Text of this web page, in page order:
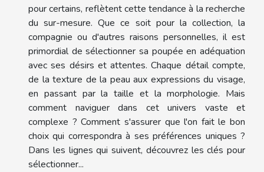
pour certains, reflètent cette tendance à la recherche
du sur-mesure. Que ce soit pour la collection, la
compagnie ou d'autres raisons personnelles, il est
primordial de sélectionner sa poupée en adéquation
avec ses désirs et attentes. Chaque détail compte,
de la texture de la peau aux expressions du visage,
en passant par la taille et la morphologie. Mais
comment naviguer dans cet univers vaste et
complexe ? Comment s'assurer que l'on fait le bon
choix qui correspondra à ses préférences uniques ?
Dans les lignes qui suivent, découvrez les clés pour
sélectionner...